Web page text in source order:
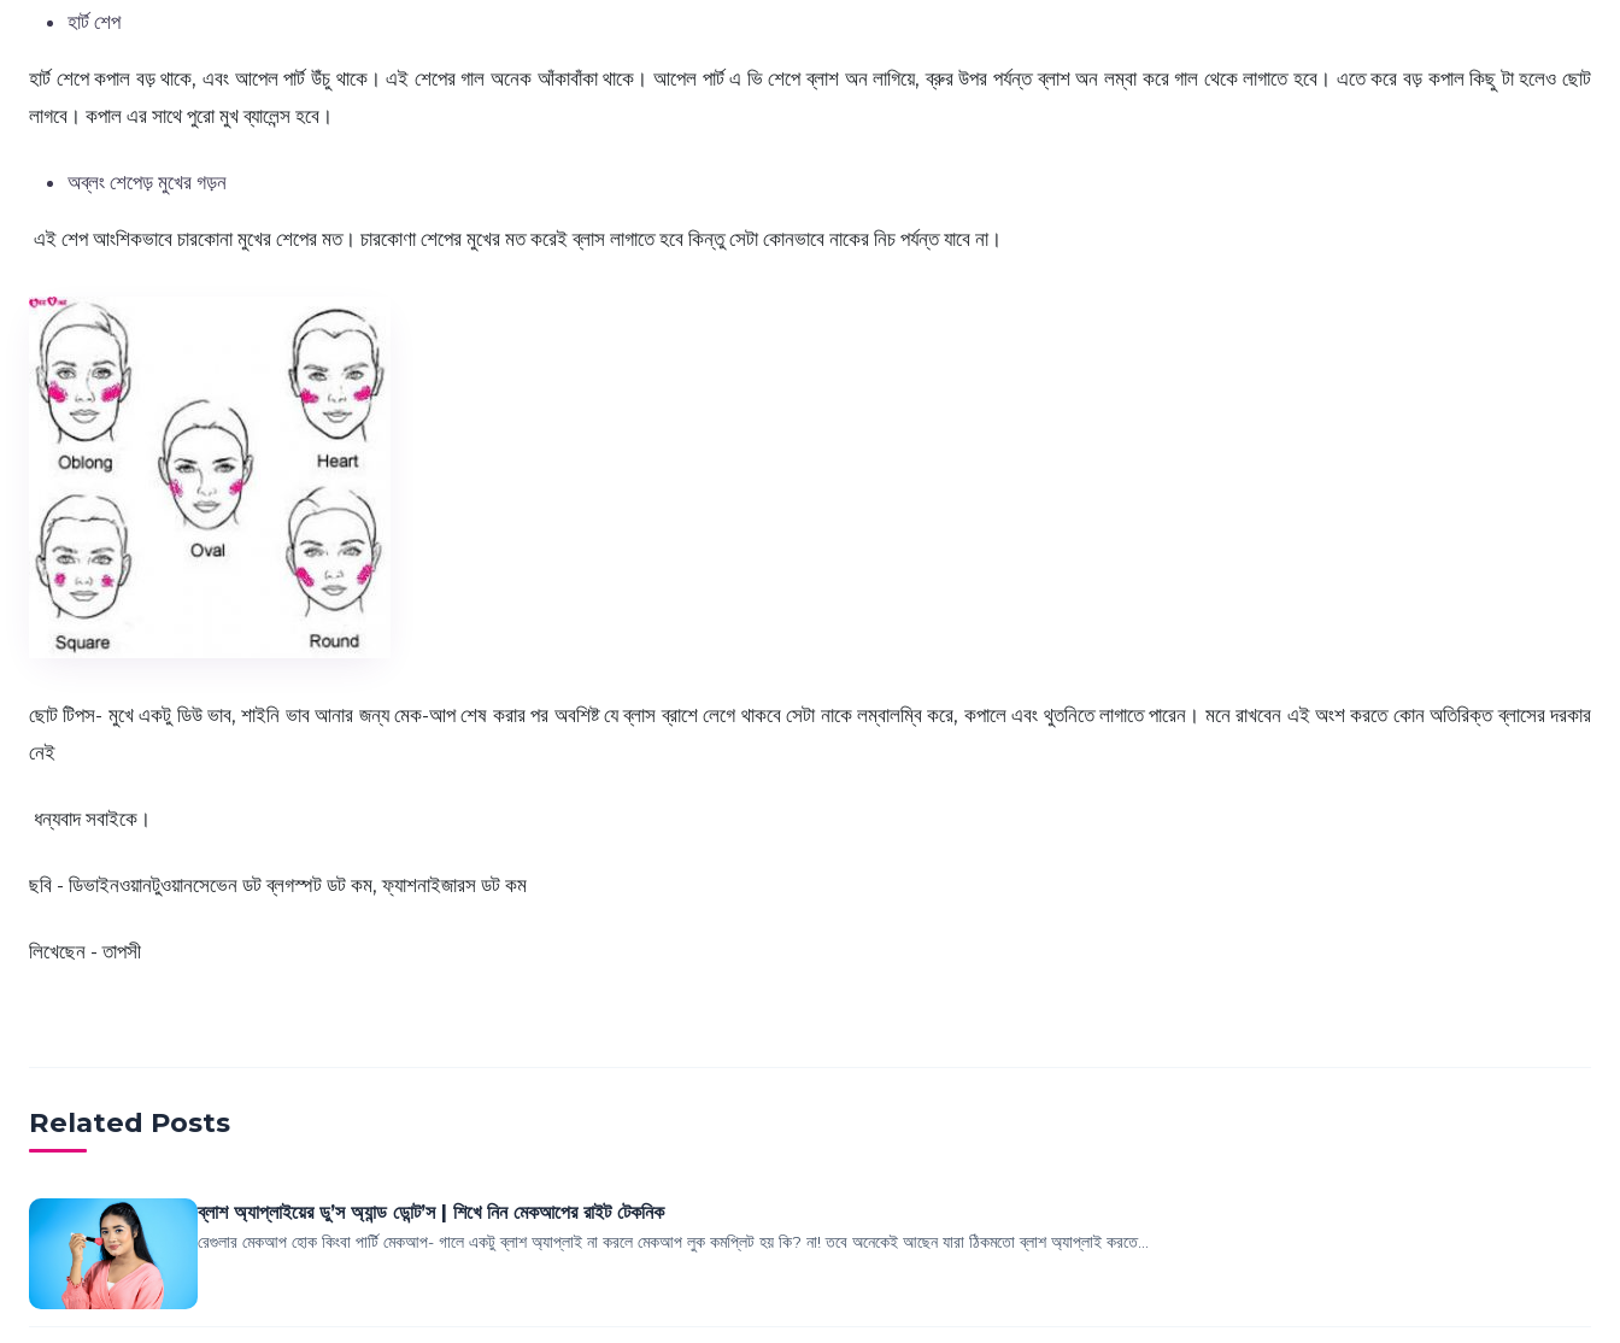
হার্ট শেপ
হার্ট শেপে কপাল বড় থাকে, এবং আপেল পার্ট উঁচু থাকে। এই শেপের গাল অনেক আঁকাবাঁকা থাকে। আপেল পার্ট এ ভি শেপে ব্লাশ অন লাগিয়ে, ব্রুর উপর পর্যন্ত ব্লাশ অন লম্বা করে গাল থেকে লাগাতে হবে। এতে করে বড় কপাল কিছু টা হলেও ছোট
লাগবে। কপাল এর সাথে পুরো মুখ ব্যালেন্স হবে।
অব্লং শেপেড় মুখের গড়ন
এই শেপ আংশিকভাবে চারকোনা মুখের শেপের মত। চারকোণা শেপের মুখের মত করেই ব্লাস লাগাতে হবে কিন্তু সেটা কোনভাবে নাকের নিচ পর্যন্ত যাবে না।
ছোট টিপস- মুখে একটু ডিউ ভাব, শাইনি ভাব আনার জন্য মেক-আপ শেষ করার পর অবশিষ্ট যে ব্লাস ব্রাশে লেগে থাকবে সেটা নাকে লম্বালম্বি করে, কপালে এবং থুতনিতে লাগাতে পারেন। মনে রাখবেন এই অংশ করতে কোন অতিরিক্ত ব্লাসের দরকার
নেই
ধন্যবাদ সবাইকে।
ছবি - ডিভাইনওয়ানটুওয়ানসেভেন ডট ব্লগস্পট ডট কম, ফ্যাশনাইজারস ডট কম
লিখেছেন - তাপসী
Related Posts
ব্লাশ অ্যাপ্লাইয়ের ডু’স অ্যান্ড ডোন্ট’স | শিখে নিন মেকআপের রাইট টেকনিক
রেগুলার মেকআপ হোক কিংবা পার্টি মেকআপ- গালে একটু ব্লাশ অ্যাপ্লাই না করলে মেকআপ লুক কমপ্লিট হয় কি? না! তবে অনেকেই আছেন যারা ঠিকমতো ব্লাশ অ্যাপ্লাই করতে...